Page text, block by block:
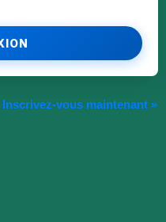
Inscrivez-vous maintenant »